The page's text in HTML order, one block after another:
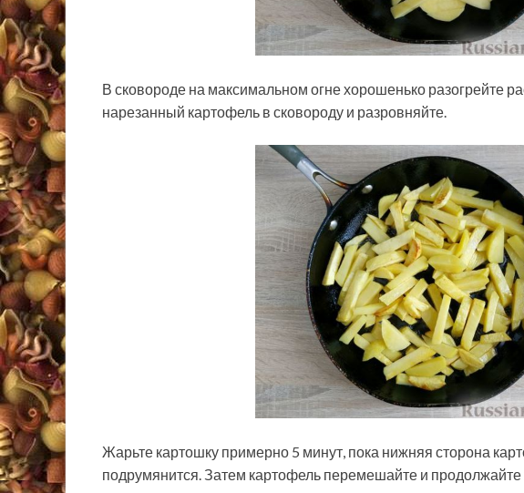
В сковороде на максимальном огне хорошенько разогрейте
нарезанный картофель в сковороду и разровняйте.
Жарьте картошку примерно 5 минут, пока нижняя сторона
подрумянится. Затем картофель перемешайте и